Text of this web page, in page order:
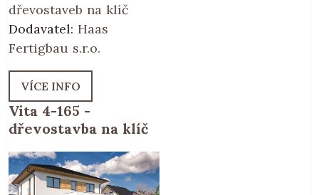
dřevostaveb na klíč
Dodavatel: Haas
Fertigbau s.r.o.
VÍCE INFO
Vita 4-165 -
dřevostavba na klíč